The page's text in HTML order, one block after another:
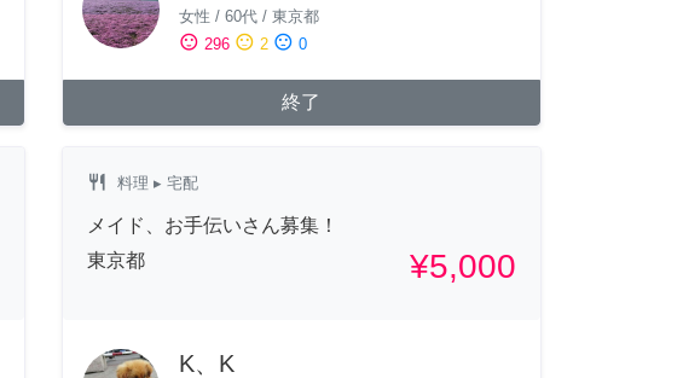
女性 / 60代/ 東京都
sentiment_satisfied 296 sentiment_neutral 2 sentiment_dissatisfied 0
終了
restaurant 料理 ▸ 宅配
メイド、お手伝いさん募集！
東京都
¥5,000
K、K